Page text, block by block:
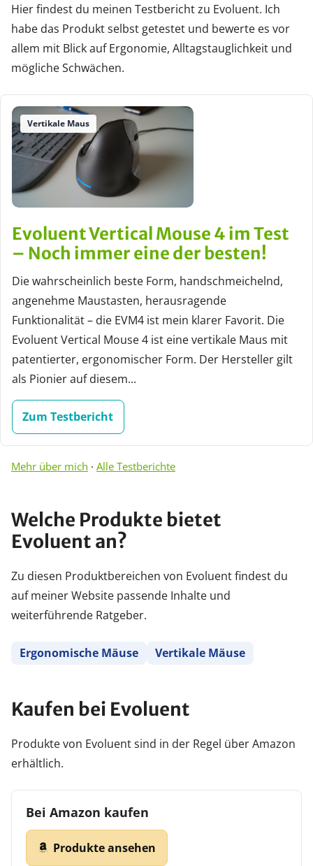
Hier findest du meinen Testbericht zu Evoluent. Ich
habe das Produkt selbst getestet und bewerte es vor
allem mit Blick auf Ergonomie, Alltagstauglichkeit und
mögliche Schwächen.
Vertikale Maus
Evoluent Vertical Mouse 4 im Test
– Noch immer eine der besten!
Die wahrscheinlich beste Form, handschmeichelnd,
angenehme Maustasten, herausragende
Funktionalität – die EVM4 ist mein klarer Favorit. Die
Evoluent Vertical Mouse 4 ist eine vertikale Maus mit
patentierter, ergonomischer Form. Der Hersteller gilt
als Pionier auf diesem...
Zum Testbericht
Mehr über mich · Alle Testberichte
Welche Produkte bietet
Evoluent an?
Zu diesen Produktbereichen von Evoluent findest du
auf meiner Website passende Inhalte und
weiterführende Ratgeber.
Ergonomische Mäuse Vertikale Mäuse
Kaufen bei Evoluent
Produkte von Evoluent sind in der Regel über Amazon
erhältlich.
Bei Amazon kaufen
Produkte ansehen